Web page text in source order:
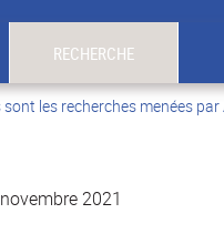
RECHERCHE
sont les recherches menées par
2021